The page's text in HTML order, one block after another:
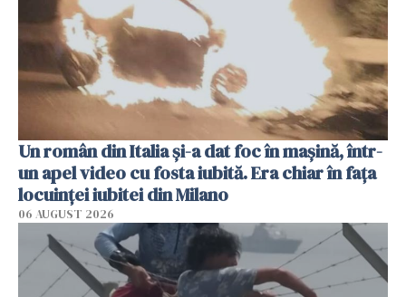
Un român din Italia și-a dat foc în mașină, într-
un apel video cu fosta iubită. Era chiar în fața
locuinței iubitei din Milano
06 AUGUST 2026